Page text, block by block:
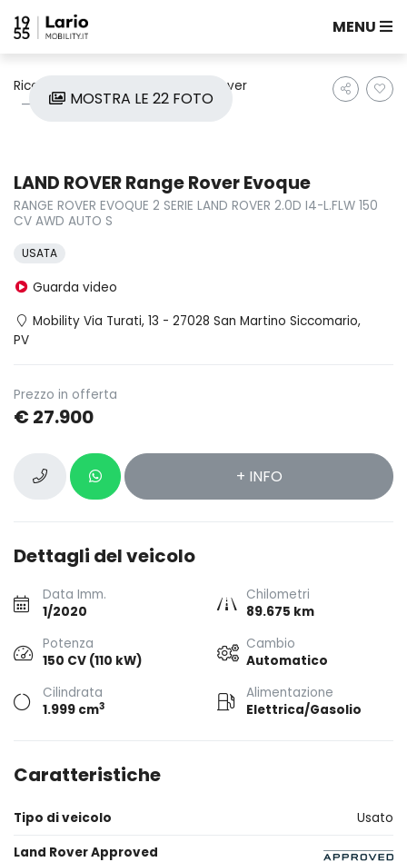
MENU
Ricerca auto
Land Rover
Range Rover Evoque
MOSTRA LE 22 FOTO
LAND ROVER Range Rover Evoque
RANGE ROVER EVOQUE 2 SERIE LAND ROVER 2.0D I4-L.FLW 150
CV AWD AUTO S
USATA
Guarda video
Mobility Via Turati, 13 - 27028 San Martino Siccomario,
PV
Prezzo in offerta
€ 27.900
+ INFO
Dettagli del veicolo
Data Imm.
1/2020
Chilometri
89.675 km
Potenza
150 CV (110 kW)
Cambio
Automatico
Cilindrata
1.999 cm3
Alimentazione
Elettrica/Gasolio
Caratteristiche
Tipo di veicolo
Usato
Land Rover Approved